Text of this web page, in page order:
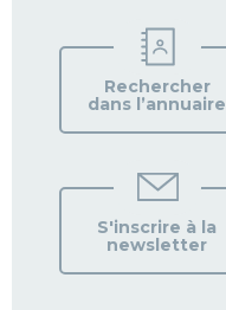
Rechercher
dans l’annuaire
S'inscrire à la
newsletter